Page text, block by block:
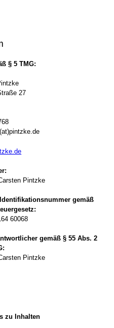
§ 5 TMG:
27
Pintzke
gemäß
60068
gemäß § 55 Abs. 2
Pintzke
zu Inhalten